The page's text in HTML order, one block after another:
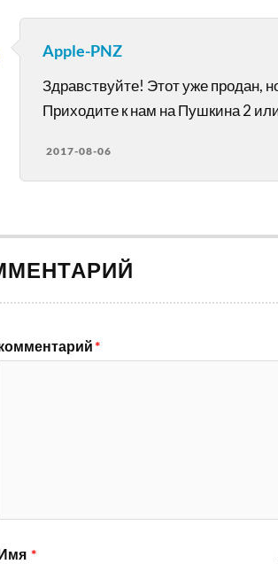
Apple-PNZ
Здравствуйте! Этот уже продан,
Приходите к нам на Пушкина 2
2017-08-06
*
*